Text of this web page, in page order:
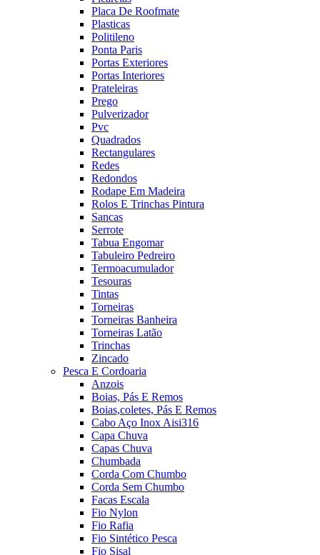
Placa De Roofmate
Plasticas
Politileno
Ponta Paris
Portas Exteriores
Portas Interiores
Prateleiras
Prego
Pulverizador
Pvc
Quadrados
Rectangulares
Redes
Redondos
Rodape Em Madeira
Rolos E Trinchas Pintura
Sancas
Serrote
Tabua Engomar
Tabuleiro Pedreiro
Termoacumulador
Tesouras
Tintas
Torneiras
Torneiras Banheira
Torneiras Latão
Trinchas
Zincado
Pesca E Cordoaria
Anzois
Boias, Pás E Remos
Boias,coletes, Pás E Remos
Cabo Aço Inox Aisi316
Capa Chuva
Capas Chuva
Chumbada
Corda Com Chumbo
Corda Sem Chumbo
Facas Escala
Fio Nylon
Fio Rafia
Fio Sintético Pesca
Fio Sisal